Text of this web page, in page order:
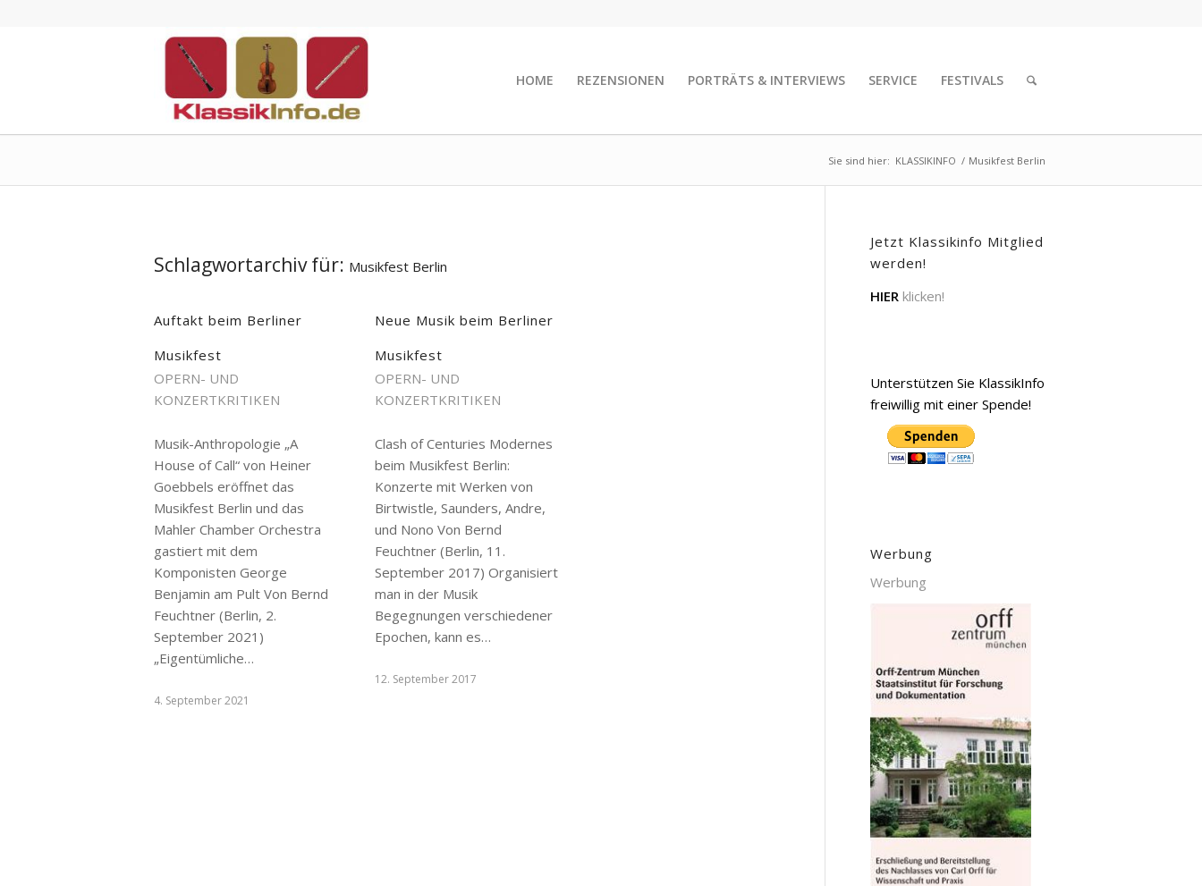
HOME REZENSIONEN PORTRÄTS & INTERVIEWS SERVICE FESTIVALS
Sie sind hier: KLASSIKINFO / Musikfest Berlin
Schlagwortarchiv für: Musikfest Berlin
Auftakt beim Berliner
Musikfest
OPERN- UND
KONZERTKRITIKEN
Musik-Anthropologie „A
House of Call“ von Heiner
Goebbels eröffnet das
Musikfest Berlin und das
Mahler Chamber Orchestra
gastiert mit dem
Komponisten George
Benjamin am Pult Von Bernd
Feuchtner (Berlin, 2.
September 2021)
„Eigentümliche…
4. September 2021
Neue Musik beim Berliner
Musikfest
OPERN- UND
KONZERTKRITIKEN
Clash of Centuries Modernes
beim Musikfest Berlin:
Konzerte mit Werken von
Birtwistle, Saunders, Andre,
und Nono Von Bernd
Feuchtner (Berlin, 11.
September 2017) Organisiert
man in der Musik
Begegnungen verschiedener
Epochen, kann es…
12. September 2017
Jetzt Klassikinfo Mitglied
werden!
HIER klicken!
Unterstützen Sie KlassikInfo
freiwillig mit einer Spende!
Werbung
Werbung